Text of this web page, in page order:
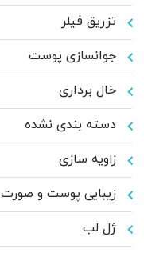
تزریق فیلر
جوانسازی پوست
خال برداری
دسته بندی نشده
زاویه سازی
زیبایی پوست و صورت
ژل لب